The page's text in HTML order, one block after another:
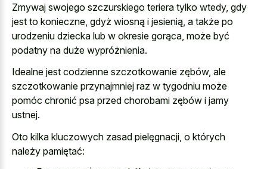
Zmywaj swojego szczurskiego teriera tylko wtedy, gdy
jest to konieczne, gdyż wiosną i jesienią, a także po
urodzeniu dziecka lub w okresie gorąca, może być
podatny na duże wypróżnienia.
Idealne jest codzienne szczotkowanie zębów, ale
szczotkowanie przynajmniej raz w tygodniu może
pomóc chronić psa przed chorobami zębów i jamy
ustnej.
Oto kilka kluczowych zasad pielęgnacji, o których
należy pamiętać: